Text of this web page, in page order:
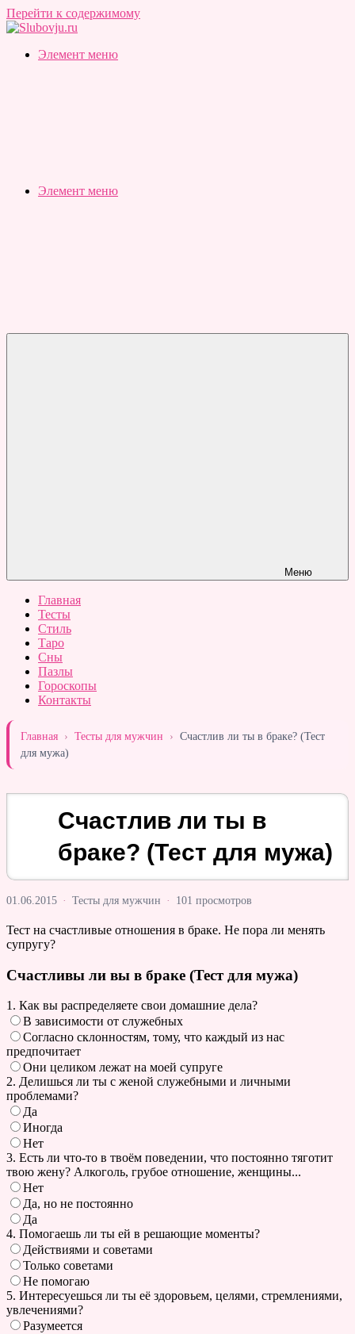
Перейти к содержимому
Slubovju.ru
Бесплатные
Элемент меню
Элемент меню
Меню
Главная
Тесты
Стиль
Таро
Сны
Пазлы
Гороскопы
Контакты
Главная › Тесты для мужчин › Счастлив ли ты в браке? (Тест
для мужа)
Счастлив ли ты в
браке? (Тест для мужа)
01.06.2015 · Тесты для мужчин · 101 просмотров
Тест на счастливые отношения в браке. Не пора ли менять
супругу?
Счастливы ли вы в браке (Тест для мужа)
1. Как вы распределяете свои домашние дела?
В зависимости от служебных
Согласно склонностям, тому, что каждый из нас
предпочитает
Они целиком лежат на моей супруге
2. Делишься ли ты с женой служебными и личными
проблемами?
Да
Иногда
Нет
3. Есть ли что-то в твоём поведении, что постоянно тяготит
твою жену? Алкоголь, грубое отношение, женщины...
Нет
Да, но не постоянно
Да
4. Помогаешь ли ты ей в решающие моменты?
Действиями и советами
Только советами
Не помогаю
5. Интересуешься ли ты её здоровьем, целями, стремлениями,
увлечениями?
Разумеется